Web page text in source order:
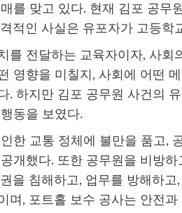
를 맞고 있다. 현재 김포 공무
적인 사실은 유포자가 고등학
를 전달하는 교육자이자, 사회
영향을 미칠지, 사회에 어떤
. 하지만 김포 공무원 사건의
동을 보였다.
한 교통 정체에 불만을 품고,
개했다. 또한 공무원을 비방
을 침해하고, 업무를 방해하
며, 포트홀 보수 공사는 안전